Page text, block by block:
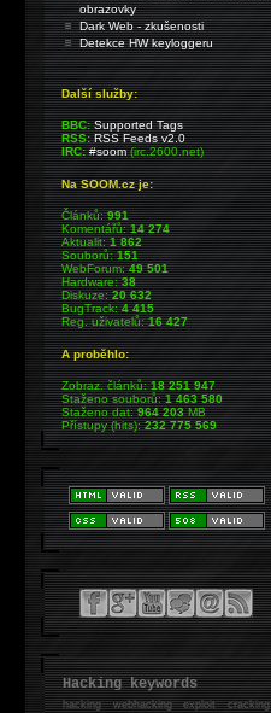
obrazovky
Dark Web - zkušenosti
Detekce HW keyloggeru
Další služby:
BBC: Supported Tags
RSS: RSS Feeds v2.0
IRC: #soom(irc.2600.net)
Na SOOM.cz je:
Článků:991
Komentářů:14 274
Aktualit:1 862
Souborů:151
WebForum:49 501
Hardware:38
Diskuze:20 632
BugTrack:4 415
Reg. uživatelů:16 427
A proběhlo:
Zobraz. článků:18 251 947
Staženo souborů:1 463 580
Staženo dat:964 203MB
Přístupy (hits):232 775 569
Hacking keywords
hackingwebhacking exploit cracking